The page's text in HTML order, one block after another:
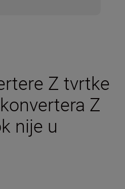
Z tvrtke
Z
nije u